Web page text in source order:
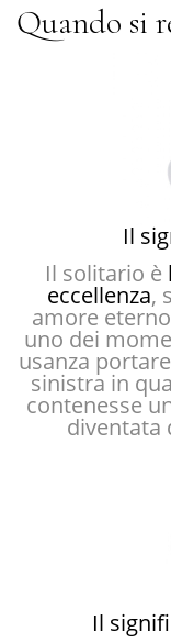
Quando si
Il
Il solitario è
eccellenza,
amore
uno dei
usanza
sinistra in
contenesse
diventata
Il